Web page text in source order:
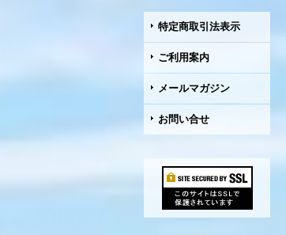
特定商取引法表示
ご利用案内
メールマガジン
お問い合せ